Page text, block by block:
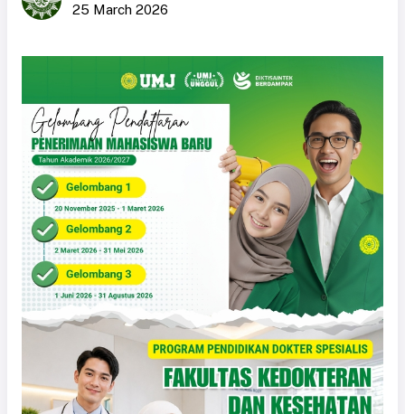
25 March 2026